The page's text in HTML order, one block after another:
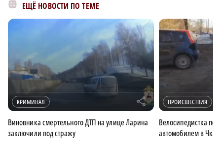
ЕЩЁ НОВОСТИ ПО ТЕМЕ
КРИМИНАЛ r
Виновника смертельного ДТП на улице Ларина
заключили под стражу
ПРОИСШЕСТВИЯ
Велосипедистка
автомобилем в